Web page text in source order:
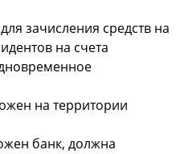
зачисления средств на
на счета
на территории
банк, должна